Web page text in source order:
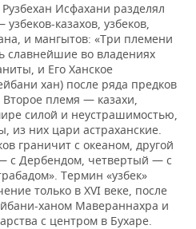
Исфахани разделял
казахов, узбеков,
и мангытов: «Три племени
славнейшие во владениях
и Его Ханское
хан) после ряда предков
племя — казахи,
силой и неустрашимостью,
из них цари астраханские.
граничит с океаном, другой
с Дербендом, четвертый — с
Термин «узбек»
только в XVI веке, после
ханом Мавераннахра и
с центром в Бухаре.